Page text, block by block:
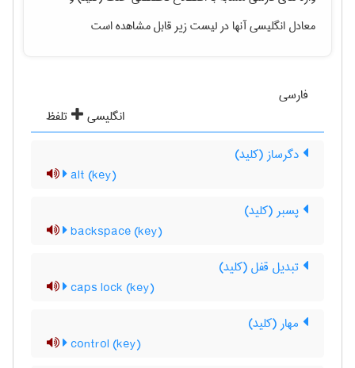
معادل انگلیسی آنها در لیست زیر قابل مشاهده است
فارسی
انگلیسی
تلفظ
دگرساز (کلید)
alt (key)
پسبر (کلید)
backspace (key)
تبدیل قفل (کلید)
caps lock (key)
مهار (کلید)
control (key)